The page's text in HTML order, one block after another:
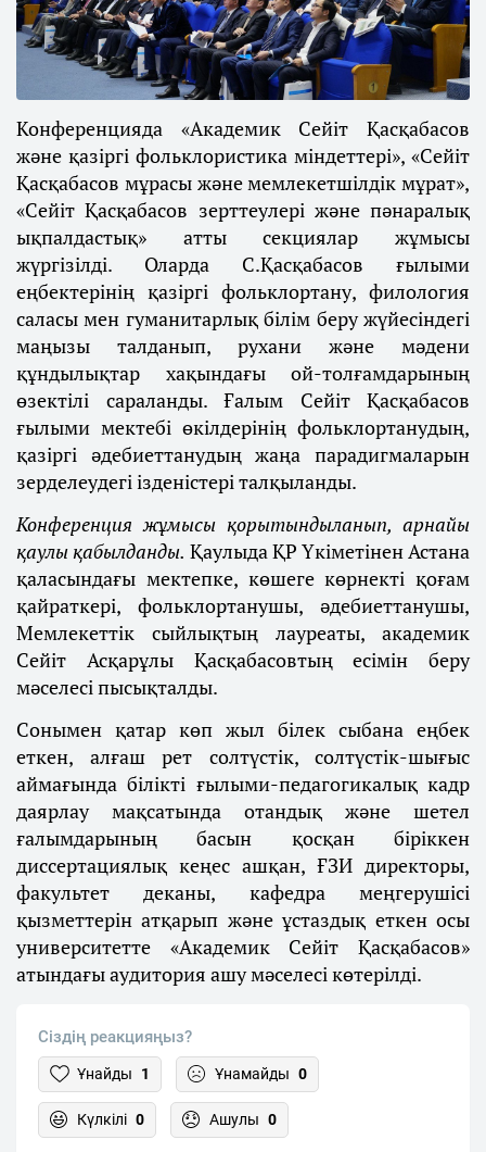
Конференцияда «Академик Сейіт Қасқабасов
және қазіргі фольклористика міндеттері», «Сейіт
Қасқабасов мұрасы және мемлекетшілдік мұрат»,
«Сейіт Қасқабасов зерттеулері және пәнаралық
ықпалдастық» атты секциялар жұмысы
жүргізілді. Оларда С.Қасқабасов ғылыми
еңбектерінің қазіргі фольклортану, филология
саласы мен гуманитарлық білім беру жүйесіндегі
маңызы талданып, рухани және мәдени
құндылықтар хақындағы ой-толғамдарының
өзектілі сараланды. Ғалым Сейіт Қасқабасов
ғылыми мектебі өкілдерінің фольклортанудың,
қазіргі әдебиеттанудың жаңа парадигмаларын
зерделеудегі ізденістері талқыланды.
Конференция жұмысы қорытындыланып, арнайы
қаулы қабылданды. Қаулыда ҚР Үкіметінен Астана
қаласындағы мектепке, көшеге көрнекті қоғам
қайраткері, фольклортанушы, әдебиеттанушы,
Мемлекеттік сыйлықтың лауреаты, академик
Сейіт Асқарұлы Қасқабасовтың есімін беру
мәселесі пысықталды.
Сонымен қатар көп жыл білек сыбана еңбек
еткен, алғаш рет солтүстік, солтүстік-шығыс
аймағында білікті ғылыми-педагогикалық кадр
даярлау мақсатында отандық және шетел
ғалымдарының басын қосқан біріккен
диссертациялық кеңес ашқан, ҒЗИ директоры,
факультет деканы, кафедра меңгерушісі
қызметтерін атқарып және ұстаздық еткен осы
университетте «Академик Сейіт Қасқабасов»
атындағы аудитория ашу мәселесі көтерілді.
Сіздің реакцияңыз?
Ұнайды 1 Ұнамайды 0
Күлкілі 0 Ашулы 0